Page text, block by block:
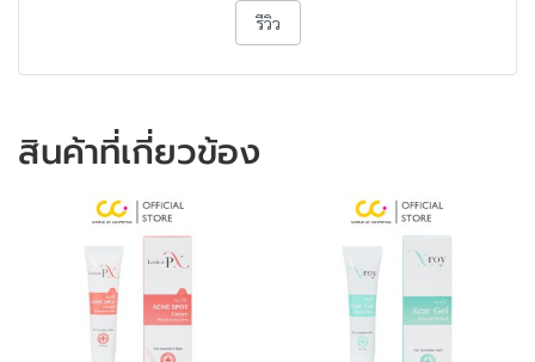
รีวิว
สินค้าที่เกี่ยวข้อง